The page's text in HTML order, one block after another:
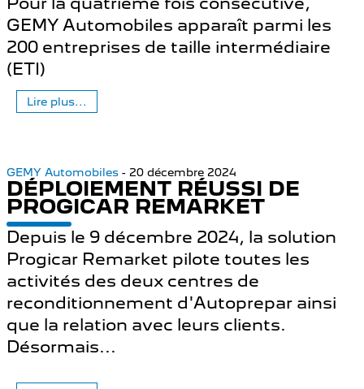
GEMY Automobiles apparaît parmi les
200 entreprises de taille intermédiaire
(ETI)
Lire plus...
GEMY Automobiles - 20 décembre 2024
DÉPLOIEMENT RÉUSSI DE
PROGICAR REMARKET
Depuis le 9 décembre 2024, la solution
Progicar Remarket pilote toutes les
activités des deux centres de
reconditionnement d'Autoprepar ainsi
que la relation avec leurs clients.
Désormais...